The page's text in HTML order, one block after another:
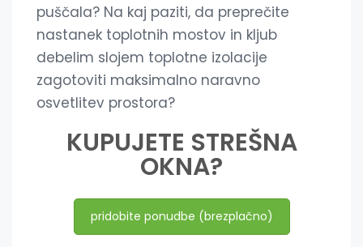
puščala? Na kaj paziti, da preprečite
nastanek toplotnih mostov in kljub
debelim slojem toplotne izolacije
zagotoviti maksimalno naravno
osvetlitev prostora?
KUPUJETE STREŠNA
OKNA?
pridobite ponudbe (brezplačno)